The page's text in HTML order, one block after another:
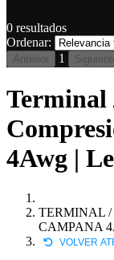
0 resultados
Ordenar:
Anterior 1
Terminal
4Awg |
TERMINAL /
CAMPANA
VOLVER